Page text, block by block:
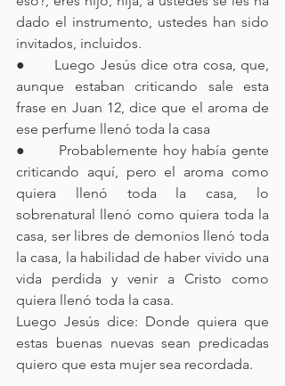
dado el instrumento, ustedes han sido
invitados, incluidos.
●      Luego Jesús dice otra cosa, que,
aunque estaban criticando sale esta
frase en Juan 12, dice que el aroma de
ese perfume llenó toda la casa
●      Probablemente hoy había gente
criticando aquí, pero el aroma como
quiera llenó toda la casa, lo
sobrenatural llenó como quiera toda la
casa, ser libres de demonios llenó toda
la casa, la habilidad de haber vivido una
vida perdida y venir a Cristo como
quiera llenó toda la casa.
Luego Jesús dice: Donde quiera que
estas buenas nuevas sean predicadas
quiero que esta mujer sea recordada.